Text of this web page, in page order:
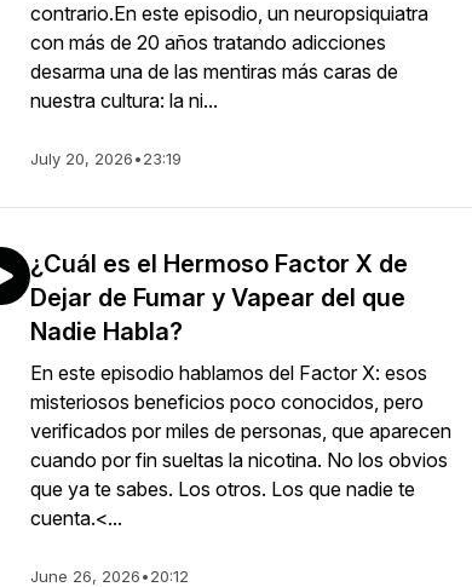
contrario.En este episodio, un neuropsiquiatra
con más de 20 años tratando adicciones
desarma una de las mentiras más caras de
nuestra cultura: la ni...
July 20, 2026•23:19
¿Cuál es el Hermoso Factor X de
Dejar de Fumar y Vapear del que
Nadie Habla?
En este episodio hablamos del Factor X: esos
misteriosos beneficios poco conocidos, pero
verificados por miles de personas, que aparecen
cuando por fin sueltas la nicotina. No los obvios
que ya te sabes. Los otros. Los que nadie te
cuenta.<...
June 26, 2026•20:12